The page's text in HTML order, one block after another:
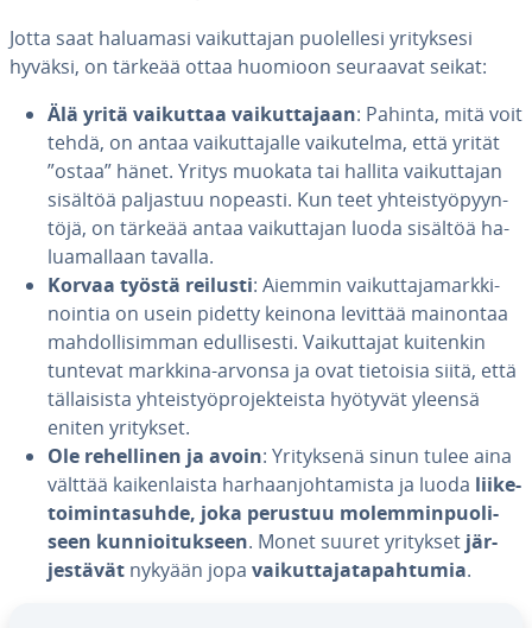
Jotta saat haluamasi vai­kut­ta­jan puo­lel­le­si yri­tyk­se­si
hyväksi, on tärkeää ottaa huomioon seuraavat seikat:
Älä yritä vaikuttaa vai­kut­ta­jaan: Pahinta, mitä voit
tehdä, on antaa vai­kut­ta­jal­le vai­ku­tel­ma, että yrität
”ostaa” hänet. Yritys muokata tai hallita vai­kut­ta­jan
sisältöä paljastuu nopeasti. Kun teet yh­teis­työ­pyyn­
tö­jä, on tärkeää antaa vai­kut­ta­jan luoda sisältöä ha­
lua­mal­laan tavalla.
Korvaa työstä reilusti: Aiemmin vai­kut­ta­ja­mark­ki­
noin­tia on usein pidetty keinona levittää mainontaa
mah­dol­li­sim­man edul­li­ses­ti. Vai­kut­ta­jat kuitenkin
tuntevat markkina-arvonsa ja ovat tietoisia siitä, että
täl­lai­sis­ta yh­teis­työpro­jek­teis­ta hyötyvät yleensä
eniten yritykset.
Ole re­hel­li­nen ja avoin: Yri­tyk­se­nä sinun tulee aina
välttää kai­ken­lais­ta har­haan­joh­ta­mis­ta ja luoda lii­ke­
toi­min­ta­suh­de, joka perustuu mo­lem­min­puo­li­
seen kun­nioi­tuk­seen. Monet suuret yritykset jär­
jes­tä­vät nykyään jopa vai­kut­ta­ja­ta­pah­tu­mia.